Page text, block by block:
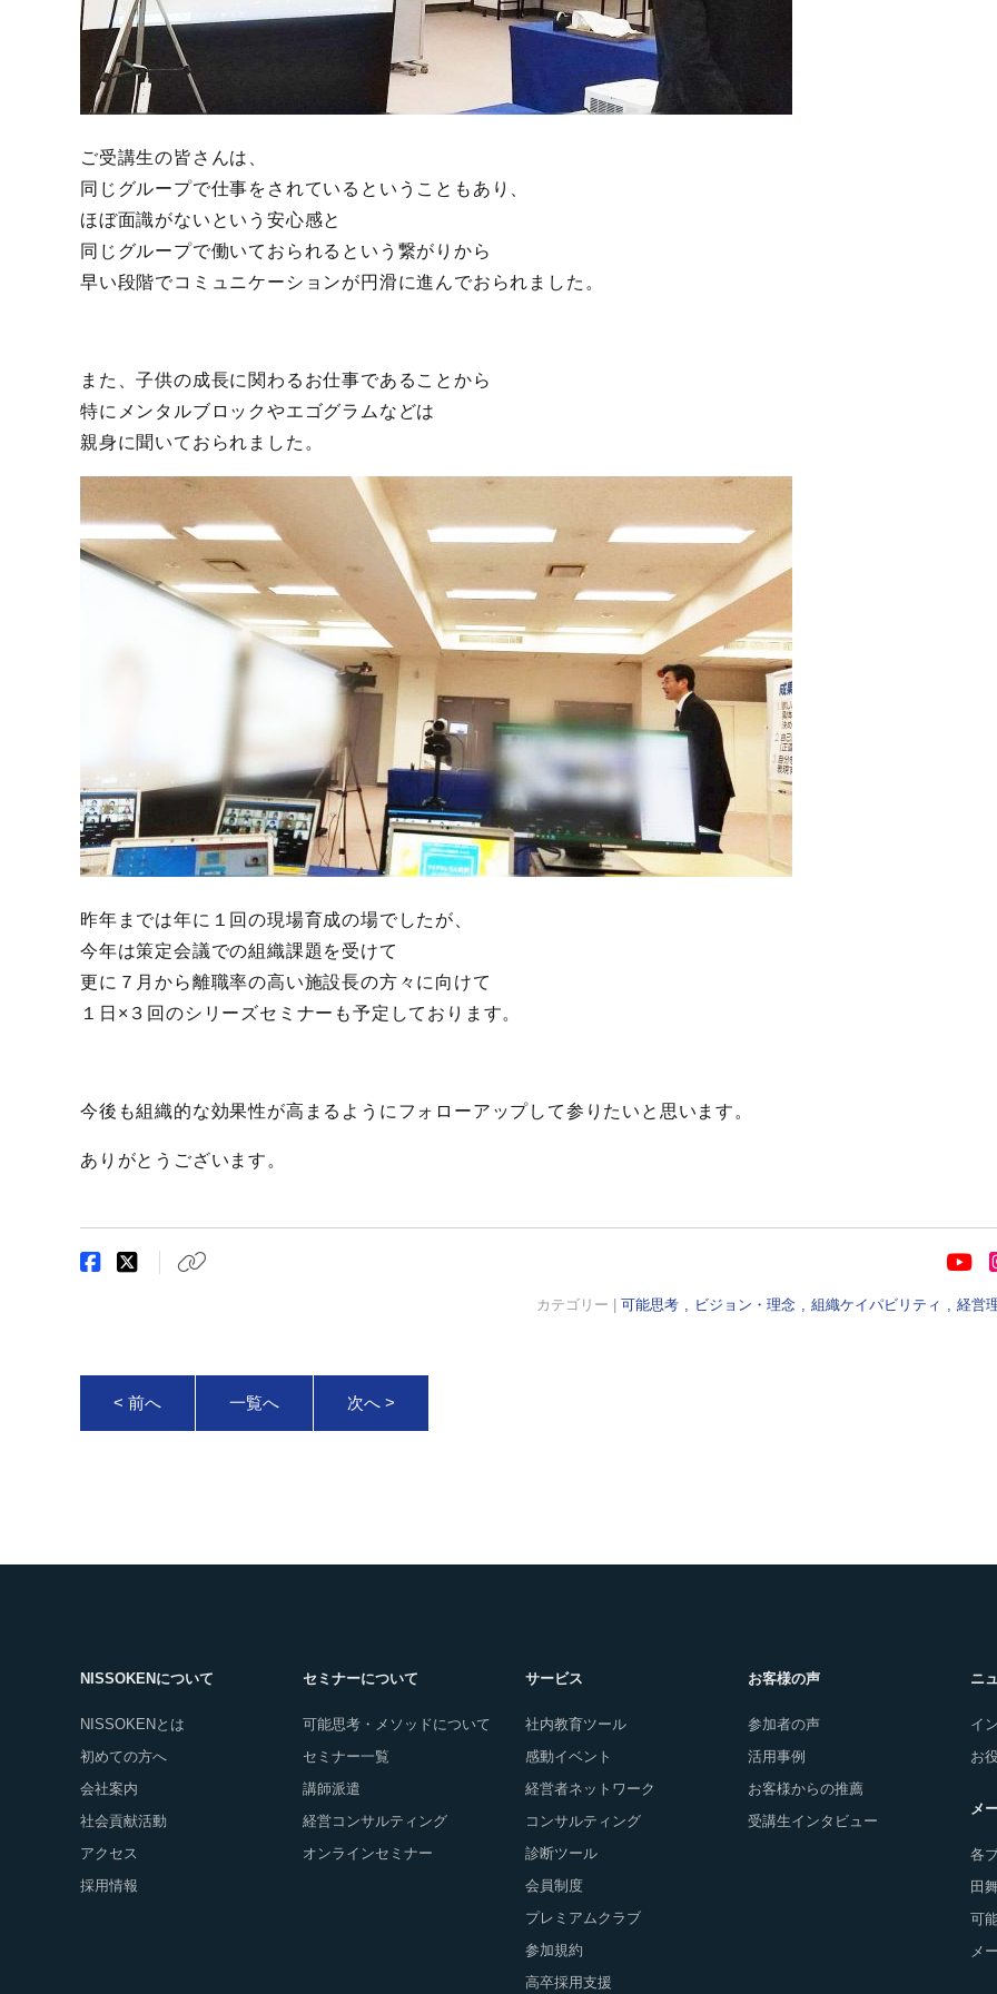
ご受講生の皆さんは、
同じグループで仕事をされているということもあり、
ほぼ面識がないという安心感と
同じグループで働いておられるという繋がりから
早い段階でコミュニケーションが円滑に進んでおられました。
また、子供の成長に関わるお仕事であることから
特にメンタルブロックやエゴグラムなどは
親身に聞いておられました。
昨年までは年に１回の現場育成の場でしたが、
今年は策定会議での組織課題を受けて
更に７月から離職率の高い施設長の方々に向けて
１日×３回のシリーズセミナーも予定しております。
今後も組織的な効果性が高まるようにフォローアップして参りたいと思います。
ありがとうございます。
カテゴリー | 可能思考 ビジョン・理念 組織ケイパビリティ 経営
< 前へ 一覧へ 次へ >
NISSOKENについて
NISSOKENとは
初めての方へ
会社案内
社会貢献活動
アクセス
採用情報
セミナーについて
可能思考・メソッドについて
セミナー一覧
講師派遣
経営コンサルティング
オンラインセミナー
サービス
社内教育ツール
感動イベント
経営者ネットワーク
コンサルティング
診断ツール
会員制度
プレミアムクラブ
参加規約
高卒採用支援
お客様の声
参加者の声
活用事例
お客様からの推薦
受講生インタビュー
ニ
イ
お
メ
各
田
可
メ